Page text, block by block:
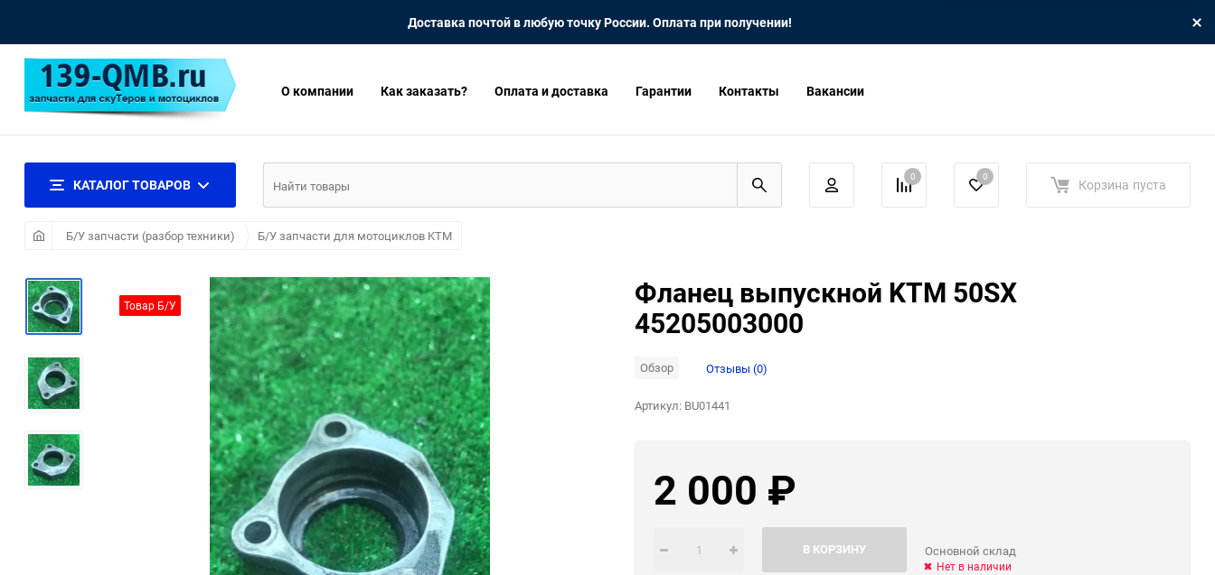
Доставка почтой в любую точку России. Оплата при получении!
О компании Как заказать? Оплата и доставка Гарантии Контакты Вакансии
КАТАЛОГ ТОВАРОВ 0 0 Корзина пуста
Б/У запчасти (разбор техники) Б/У запчасти для мотоциклов KTM
Товар Б/У
Фланец выпускной KTM 50SX
45205003000
Обзор Отзывы (0)
Артикул: BU01441
2 000 ₽
В КОРЗИНУ Основной склад
Нет в наличии